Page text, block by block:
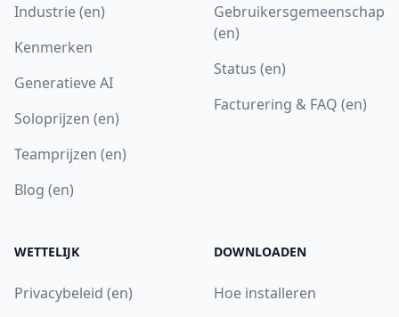
Industrie (en)
Kenmerken
Generatieve AI
Soloprijzen (en)
Teamprijzen (en)
Blog (en)
Gebruikersgemeenschap
(en)
Status (en)
Facturering & FAQ (en)
WETTELIJK
Privacybeleid (en)
DOWNLOADEN
Hoe installeren